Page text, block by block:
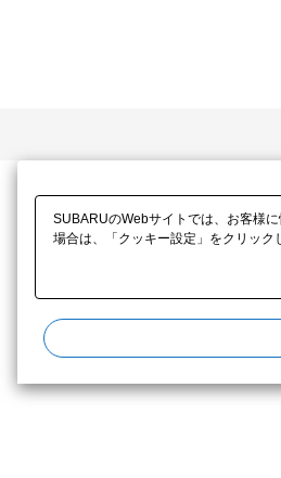
SUBARUのWebサイトでは、お客様
場合は、「クッキー設定」をクリック